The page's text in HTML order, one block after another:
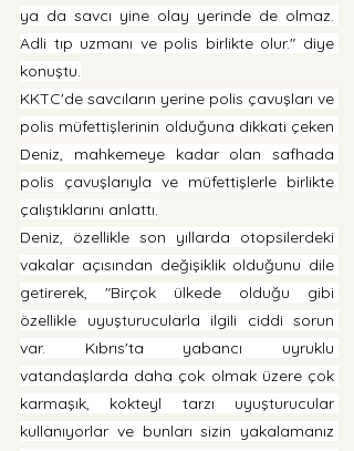
ya da savcı yine olay yerinde de olmaz.
Adli tıp uzmanı ve polis birlikte olur." diye
konuştu.
KKTC'de savcıların yerine polis çavuşları ve
polis müfettişlerinin olduğuna dikkati çeken
Deniz, mahkemeye kadar olan safhada
polis çavuşlarıyla ve müfettişlerle birlikte
çalıştıklarını anlattı.
Deniz, özellikle son yıllarda otopsilerdeki
vakalar açısından değişiklik olduğunu dile
getirerek, "Birçok ülkede olduğu gibi
özellikle uyuşturucularla ilgili ciddi sorun
var. Kıbrıs'ta yabancı uyruklu
vatandaşlarda daha çok olmak üzere çok
karmaşık, kokteyl tarzı uyuşturucular
kullanıyorlar ve bunları sizin yakalamanız